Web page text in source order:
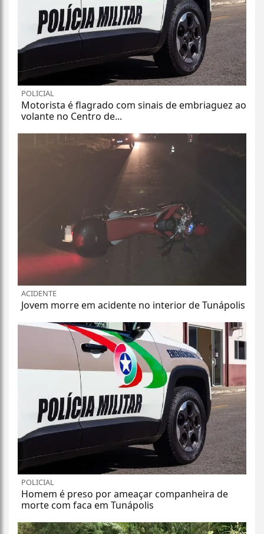
POLICIAL
Motorista é flagrado com sinais de embriaguez ao
volante no Centro de...
ACIDENTE
Jovem morre em acidente no interior de Tunápolis
POLICIAL
Homem é preso por ameaçar companheira de
morte com faca em Tunápolis